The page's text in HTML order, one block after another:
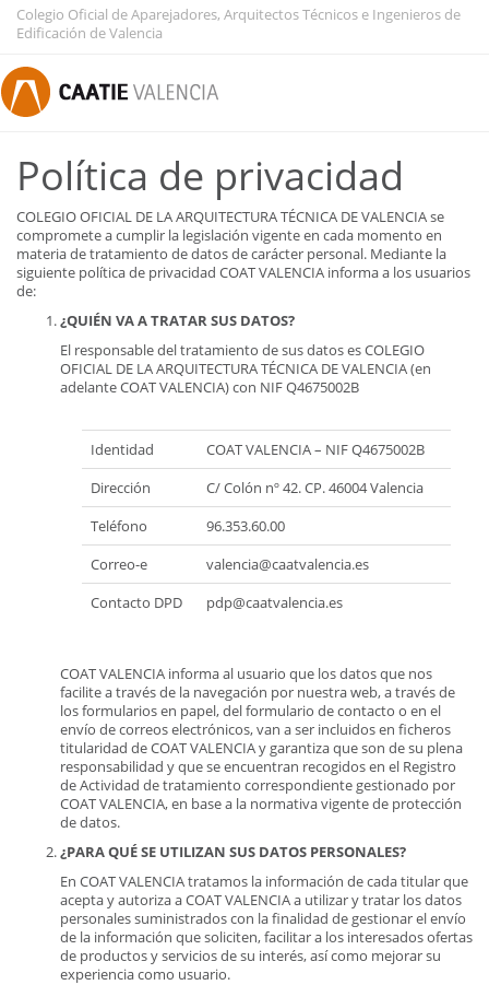
Colegio Oficial de Aparejadores, Arquitectos Técnicos e Ingenieros de
Edificación de Valencia
Política de privacidad
COLEGIO OFICIAL DE LA ARQUITECTURA TÉCNICA DE VALENCIA se
compromete a cumplir la legislación vigente en cada momento en
materia de tratamiento de datos de carácter personal. Mediante la
siguiente política de privacidad COAT VALENCIA informa a los usuarios
de:
¿QUIÉN VA A TRATAR SUS DATOS?
El responsable del tratamiento de sus datos es COLEGIO
OFICIAL DE LA ARQUITECTURA TÉCNICA DE VALENCIA (en
adelante COAT VALENCIA) con NIF Q4675002B
Identidad
COAT VALENCIA – NIF Q4675002B
Dirección
C/ Colón nº 42. CP. 46004 Valencia
Teléfono
96.353.60.00
Correo-e
valencia@caatvalencia.es
Contacto DPD
pdp@caatvalencia.es
COAT VALENCIA informa al usuario que los datos que nos
facilite a través de la navegación por nuestra web, a través de
los formularios en papel, del formulario de contacto o en el
envío de correos electrónicos, van a ser incluidos en ficheros
titularidad de COAT VALENCIA y garantiza que son de su plena
responsabilidad y que se encuentran recogidos en el Registro
de Actividad de tratamiento correspondiente gestionado por
COAT VALENCIA, en base a la normativa vigente de protección
de datos.
¿PARA QUÉ SE UTILIZAN SUS DATOS PERSONALES?
En COAT VALENCIA tratamos la información de cada titular que
acepta y autoriza a COAT VALENCIA a utilizar y tratar los datos
personales suministrados con la finalidad de gestionar el envío
de la información que soliciten, facilitar a los interesados ofertas
de productos y servicios de su interés, así como mejorar su
experiencia como usuario.